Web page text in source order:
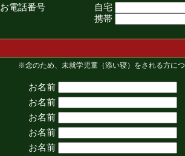
お電話番号
自宅
携帯
※念のため、未就学児童（添い寝）をされる方に
お名前
お名前
お名前
お名前
お名前